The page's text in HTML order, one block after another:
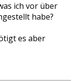
ich vor über
habe?
es aber